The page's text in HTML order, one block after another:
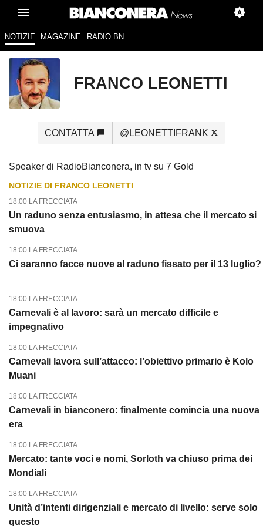
NOTIZIE MAGAZINE RADIO BN
FRANCO LEONETTI
CONTATTA @LEONETTIFRANK
Speaker di RadioBianconera, in tv su 7 Gold
NOTIZIE DI FRANCO LEONETTI
18:00 LA FRECCIATA
Un raduno senza entusiasmo, in attesa che il mercato si
smuova
18:00 LA FRECCIATA
Ci saranno facce nuove al raduno fissato per il 13 luglio?
18:00 LA FRECCIATA
Carnevali è al lavoro: sarà un mercato difficile e
impegnativo
18:00 LA FRECCIATA
Carnevali lavora sull’attacco: l’obiettivo primario è Kolo
Muani
18:00 LA FRECCIATA
Carnevali in bianconero: finalmente comincia una nuova
era
18:00 LA FRECCIATA
Mercato: tante voci e nomi, Sorloth va chiuso prima dei
Mondiali
18:00 LA FRECCIATA
Unità d’intenti dirigenziali e mercato di livello: serve solo
questo